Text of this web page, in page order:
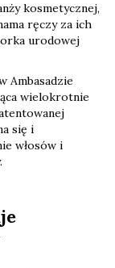
kosmetycznej,
ręczy za ich
urodowej
Ambasadzie
wielokrotnie
się i
włosów i